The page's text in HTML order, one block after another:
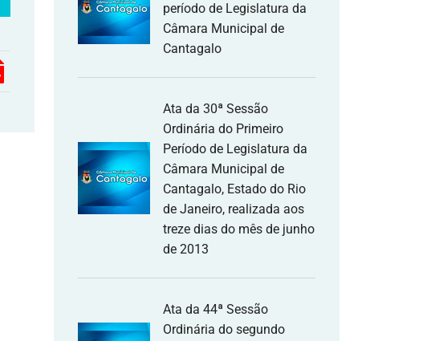
período de Legislatura da
Câmara Municipal de
Cantagalo
Ata da 30ª Sessão
Ordinária do Primeiro
Período de Legislatura da
Câmara Municipal de
Cantagalo, Estado do Rio
de Janeiro, realizada aos
treze dias do mês de junho
de 2013
Ata da 44ª Sessão
Ordinária do segundo